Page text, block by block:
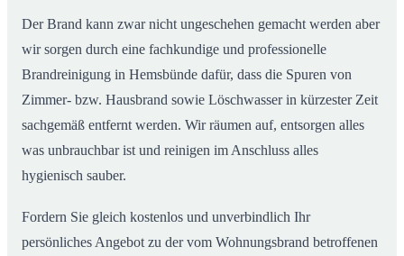
Der Brand kann zwar nicht ungeschehen gemacht werden aber
wir sorgen durch eine fachkundige und professionelle
Brandreinigung in Hemsbünde dafür, dass die Spuren von
Zimmer- bzw. Hausbrand sowie Löschwasser in kürzester Zeit
sachgemäß entfernt werden. Wir räumen auf, entsorgen alles
was unbrauchbar ist und reinigen im Anschluss alles
hygienisch sauber.
Fordern Sie gleich kostenlos und unverbindlich Ihr
persönliches Angebot zu der vom Wohnungsbrand betroffenen